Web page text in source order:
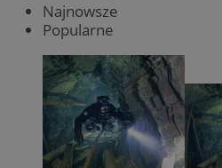
Najnowsze
Popularne